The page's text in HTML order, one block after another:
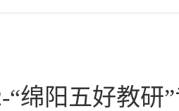
“绵阳五好教研